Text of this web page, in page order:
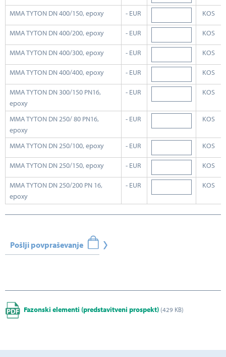
MMA TYTON DN 400/150, epoxy - EUR KOS
MMA TYTON DN 400/200, epoxy - EUR KOS
MMA TYTON DN 400/300, epoxy - EUR KOS
MMA TYTON DN 400/400, epoxy - EUR KOS
MMA TYTON DN 300/150 PN16,
epoxy
- EUR KOS
MMA TYTON DN 250/ 80 PN16,
epoxy
- EUR KOS
MMA TYTON DN 250/100, epoxy - EUR KOS
MMA TYTON DN 250/150, epoxy - EUR KOS
MMA TYTON DN 250/200 PN 16,
epoxy
- EUR KOS
Pošlji povpraševanje
Fazonski elementi (predstavitveni prospekt) (429 KB)